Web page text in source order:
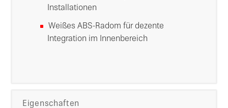
Installationen
Weißes ABS-Radom für dezente
Integration im Innenbereich
Eigenschaften